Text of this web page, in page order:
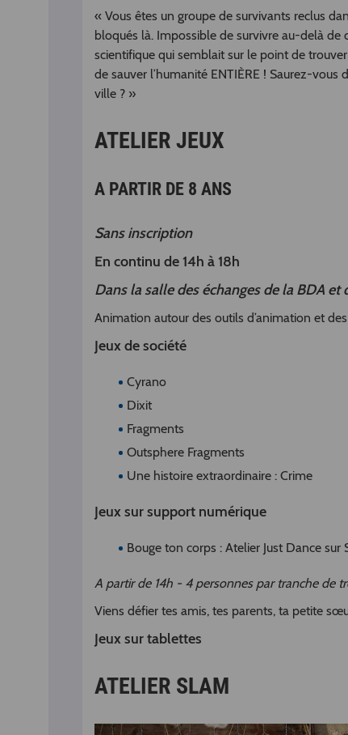
« Vous êtes un groupe de survivants reclus
bloqués là. Impossible de survivre au-delà de
scientifique qui semblait sur le point de
de sauver l’humanité ENTIÈRE ! Saurez-
ville ? »
ATELIER JEUX
A PARTIR DE 8 ANS
Sans inscription
En continu de 14h à 18h
Dans la salle des échanges de la BDA
Animation autour des outils d’animation et
Jeux de société
Cyrano
Dixit
Fragments
Outsphere Fragments
Une histoire extraordinaire : Crime
Jeux sur support numérique
Bouge ton corps : Atelier Just Dance sur
A partir de 14h - 4 personnes par tranche de
Viens défier tes amis, tes parents, ta petite
Jeux sur tablettes
ATELIER SLAM